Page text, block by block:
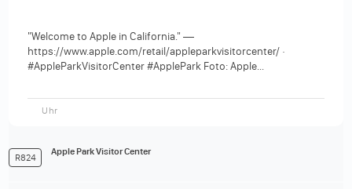
"Welcome to Apple in California." —
https://www.apple.com/retail/appleparkvisitorcenter/ ·
#AppleParkVisitorCenter #ApplePark Foto: Apple...
Uhr
R824
Apple Park Visitor Center